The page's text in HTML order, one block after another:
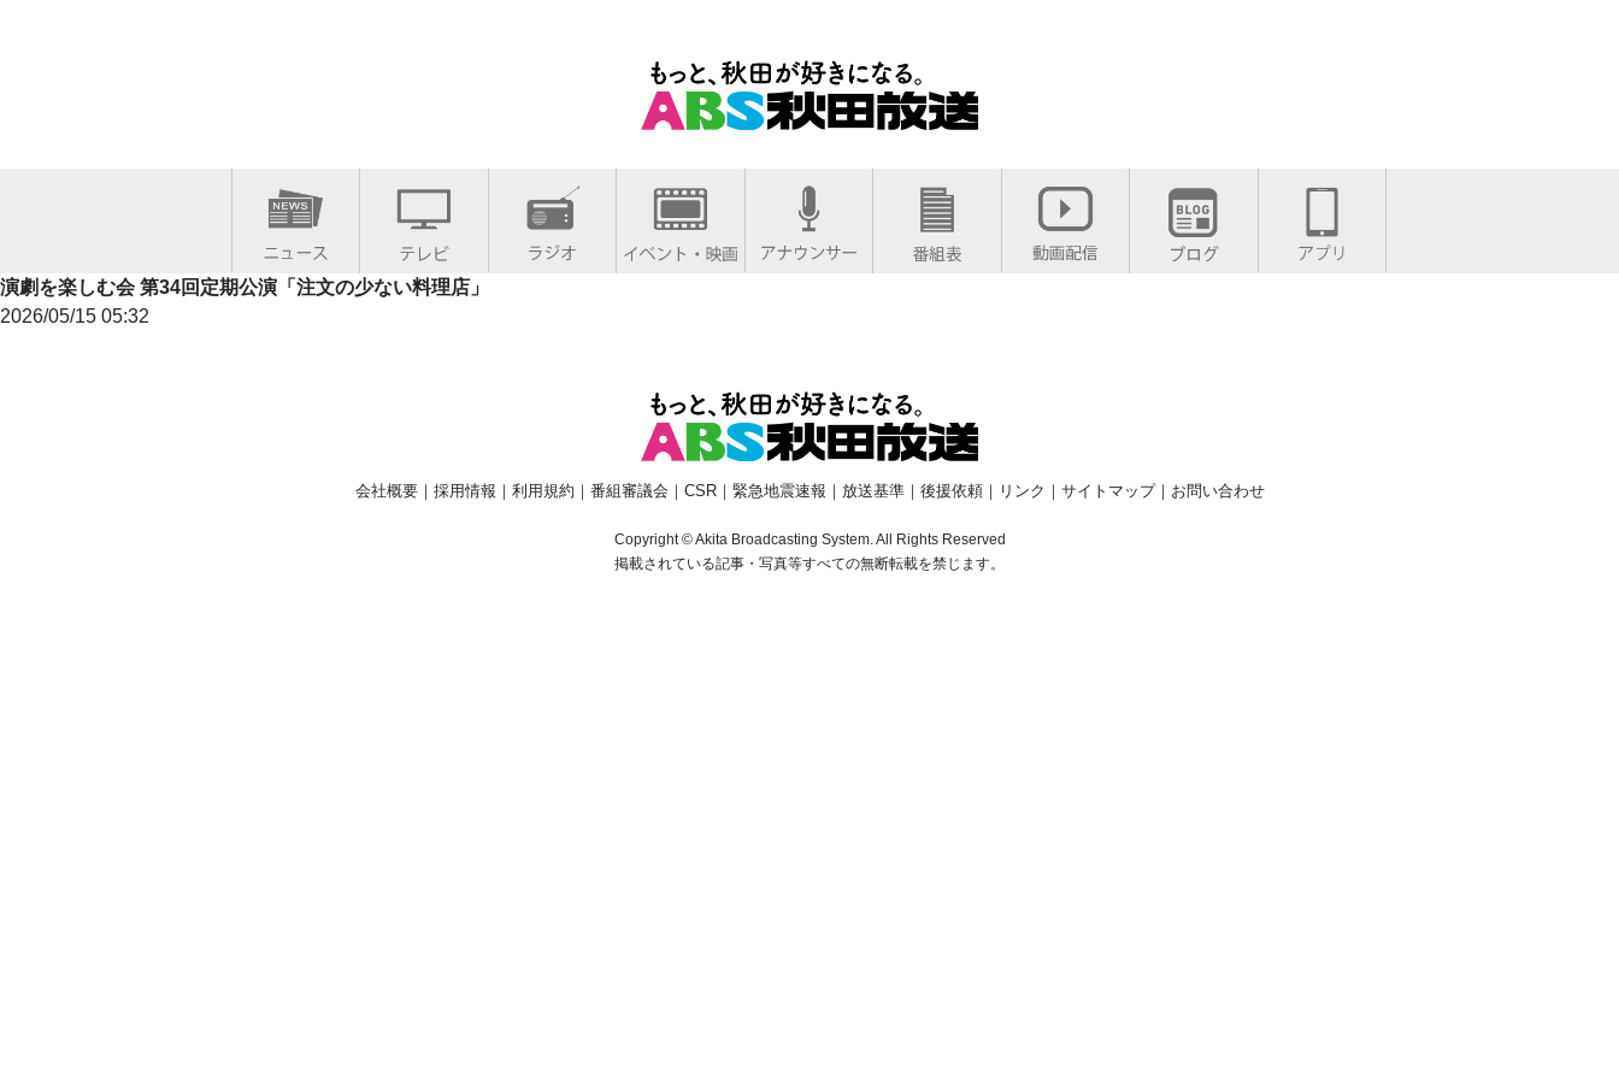
演劇を楽しむ会 第34回定期公演「注文の少ない料理店」
2026/05/15 05:32
会社概要｜ 採用情報 ｜ 利用規約 ｜ 番組審議会 ｜ CSR｜ 緊急地震速報 ｜ 放送基準｜ 後援依頼｜ リンク ｜ サイトマップ｜ お問い合わせ
Copyright © Akita Broadcasting System. All Rights Reserved
掲載されている記事・写真等すべての無断転載を禁じます。